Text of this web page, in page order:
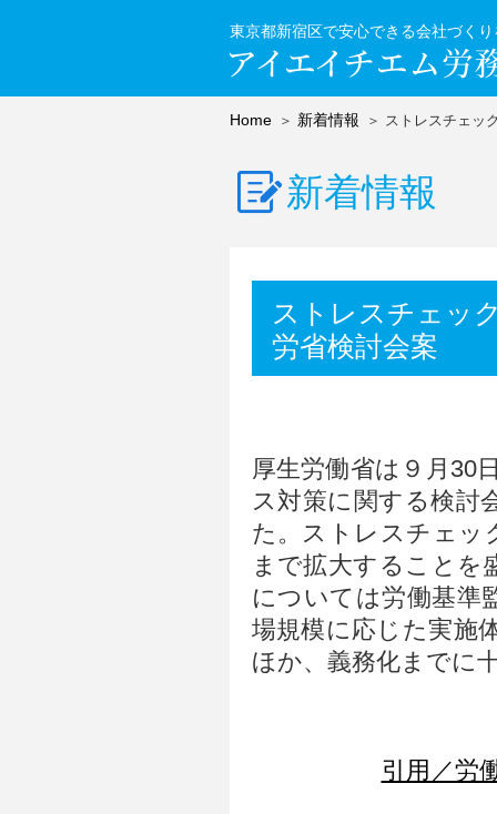
東京都新宿区で安心できる会社づく
Home 新着情報 ストレスチェ
新着情報
ストレスチェッ
労省検討会案
厚生労働省は９月30
ス対策に関する検討
た。ストレスチェッ
まで拡大することを
については労働基準
場規模に応じた実施
ほか、義務化までに
引用／労